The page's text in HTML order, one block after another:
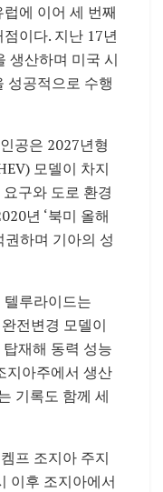
에 이어 세 번째
이다. 지난 17년
생산하며 미국 시
성공적으로 수행
공은 2027년형
모델이 차지
구와 도로 환경
년 ‘북미 올해
권하며 기아의 성
루라이드는
전변경 모델이
재해 동력 성능
지아주에서 생산
기록도 함께 세
프 조지아 주지
이후 조지아에서